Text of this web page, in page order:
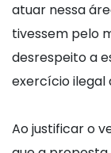
atuar nessa
tivessem pelo
desrespeito a
exercício ilegal
Ao justificar o